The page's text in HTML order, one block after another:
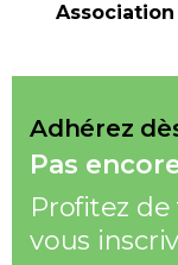
Français
Adhérez
Pas
Profitez de
vous